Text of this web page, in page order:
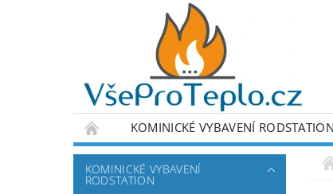
KOMINICKÉ VYBAVENÍ RODSTATION
DETEKTORY A MĚŘÍCÍ ZAŘÍZENÍ
PODMÍNKY OCHRANY OSOBNÍCH ÚDAJŮ
KOMINICKÉ VYBAVENÍ
RODSTATION